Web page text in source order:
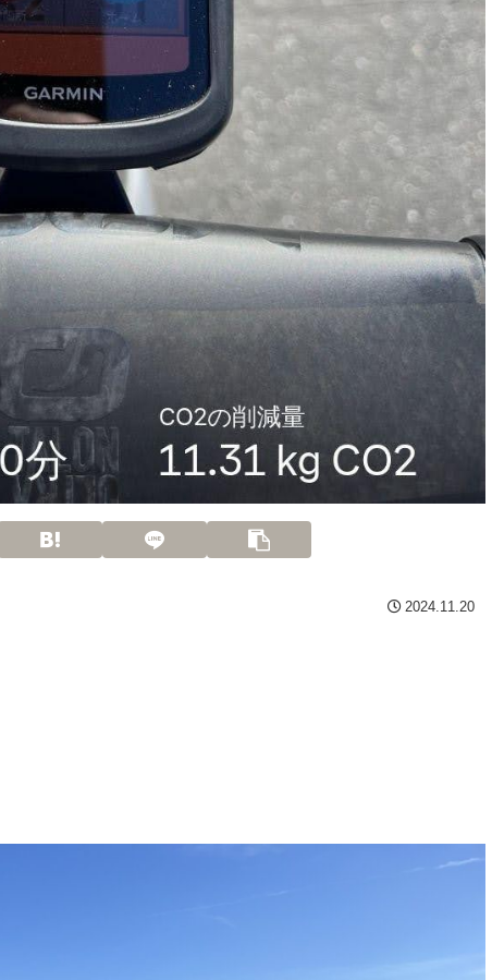
2024.11.20